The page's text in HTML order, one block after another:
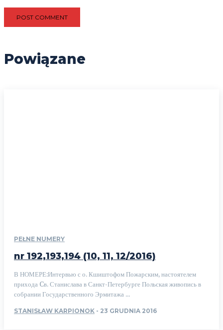
Powiązane
PEŁNE NUMERY
nr 192,193,194 (10, 11, 12/2016)
В НОМЕРЕ:Интервью с о. Кшиштофом Пожарским, настоятелем
прихода Cв. Станислава в Санкт-Петербурге Польская живопись в
собрании Государственного Эрмитажа ...
STANISŁAW KARPIONOK - 23 GRUDNIA 2016